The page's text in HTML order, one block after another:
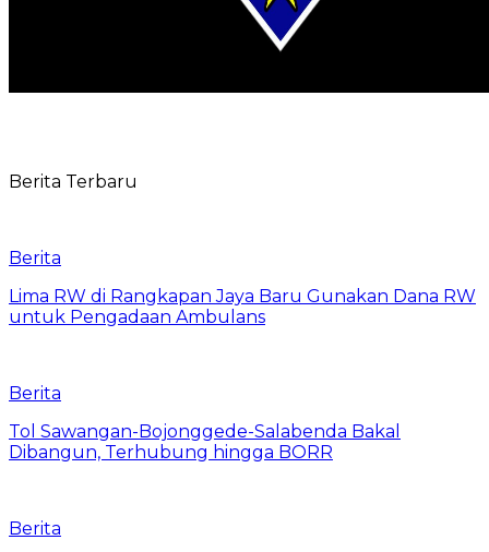
Berita Terbaru
Berita
Lima RW di Rangkapan Jaya Baru Gunakan Dana RW
untuk Pengadaan Ambulans
Berita
Tol Sawangan-Bojonggede-Salabenda Bakal
Dibangun, Terhubung hingga BORR
Berita